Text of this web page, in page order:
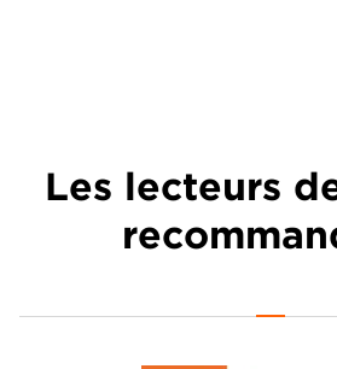
Les lecteurs